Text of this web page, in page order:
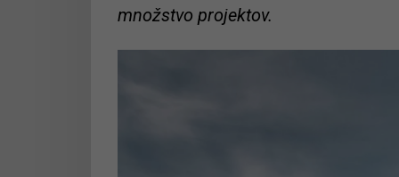
množstvo projektov.